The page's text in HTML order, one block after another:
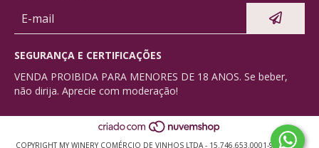
SEGURANÇA E CERTIFICAÇÕES
VENDA PROIBIDA PARA MENORES DE 18 ANOS. Se beber,
não dirija. Aprecie com moderação!
COPYRIGHT MY WINERY COMÉRCIO DE VINHOS LTDA - 15.746.653.0001-91 - 2026.